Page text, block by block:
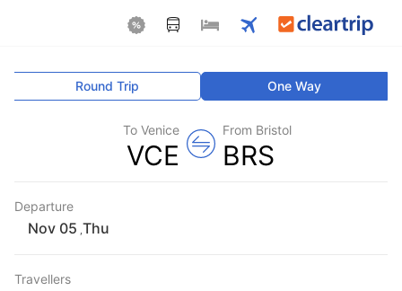
One Way
Round Trip
From Bristol
BRS
To Venice
VCE
Departure
Thu
Travellers